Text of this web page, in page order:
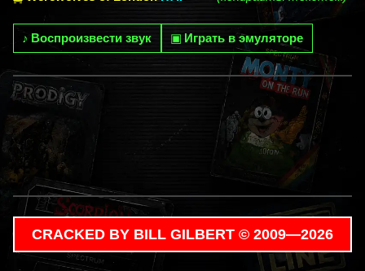
♪ Воспроизвести звук ▣ Играть в эмуляторе
CRACKED BY BILL GILBERT © 2009—2026